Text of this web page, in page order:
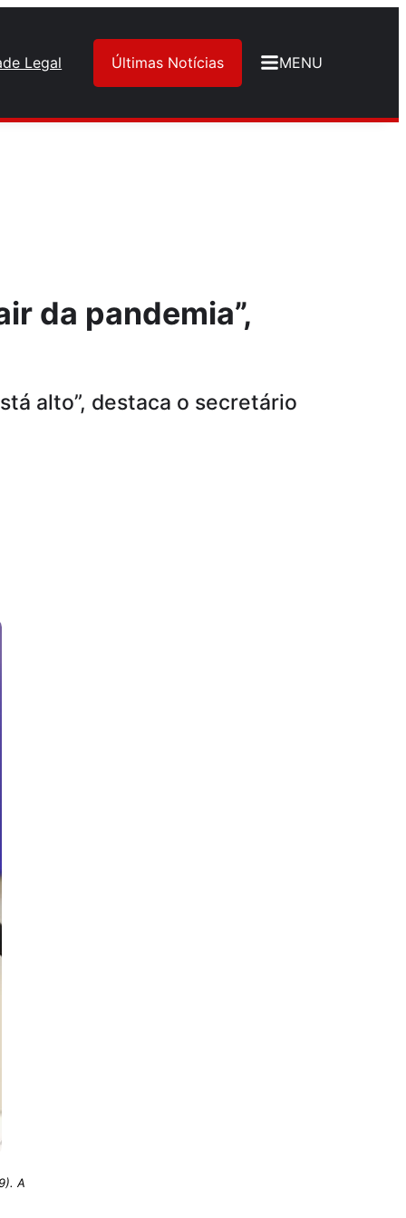
Legal Últimas Notícias MENU
da pandemia”,
alto”, destaca o secretário
A